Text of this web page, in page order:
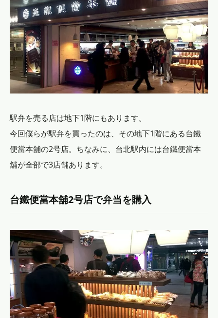
駅弁を売る店は地下1階にもあります。
今回僕らが駅弁を買ったのは、その地下1階にある台鐵
便當本舖の2号店。ちなみに、台北駅内には台鐵便當本
舖が全部で3店舗あります。
台鐵便當本舖2号店で弁当を購入